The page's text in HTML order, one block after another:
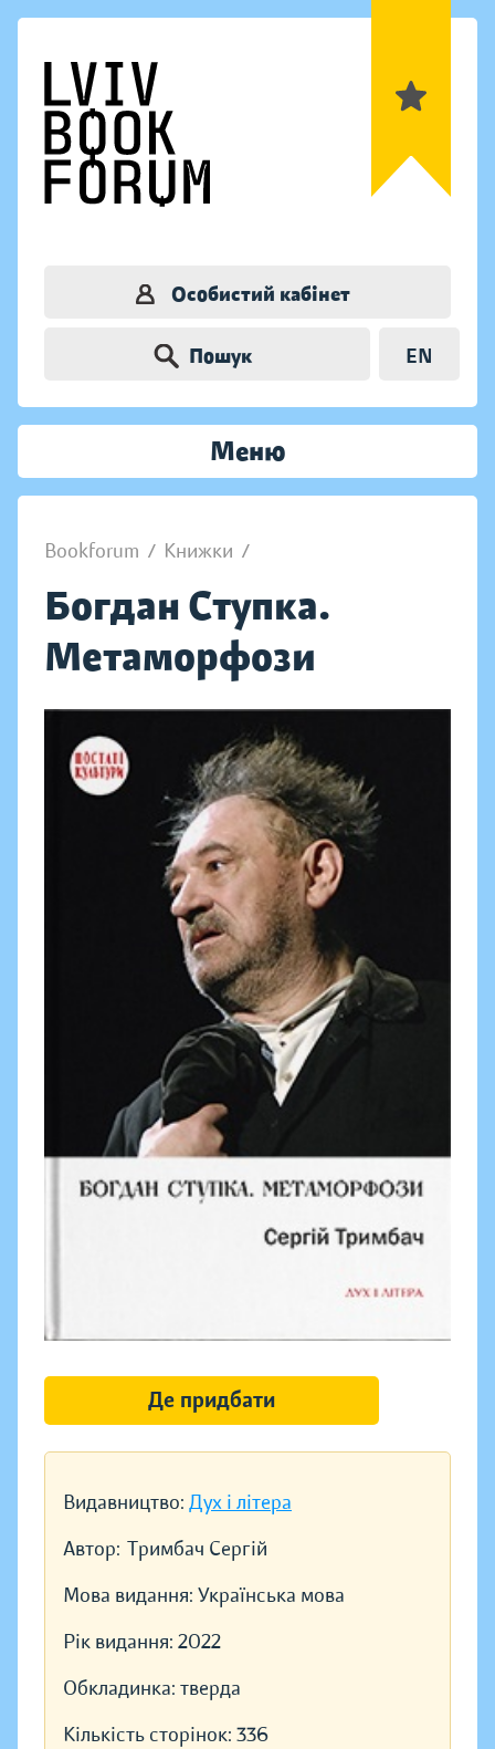
Особистий кабінет
Пошук EN
Меню
Bookforum / Книжки /
Богдан Ступка.
Метаморфози
Видавництво: Дух і літера
Автор: Тримбач Сергій
Мова видання: Українська мова
Рік видання: 2022
Обкладинка: тверда
Кількість сторінок: 336
Де придбати